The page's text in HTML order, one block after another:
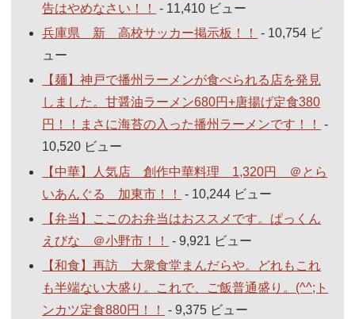
告はやめなさい！！
- 11,410 ビュー
兵庫県 新 高校サッカー掲示板！！
- 10,754 ビ
ュー
【麺】神戸で播州ラーメンが食べられる店を発見
しました。甘醤油ラーメン680円+唐揚げ定食380
円！！まさに海苔の入った播州ラーメンです！！
-
10,520 ビュー
【中華】人気店 創作中華料理 1,320円 ＠とら
いあんぐる 加東市！！
- 10,244 ビュー
【弁当】ここのお弁当はおススメです。ぱっくん
えびな ＠小野市！！
- 9,921 ビュー
【和食】再訪 大衆食堂まんだらや。どれもこれ
も半端ない大盛り。これで、ご飯普通盛り。(^^;ト
ンカツ定食880円！！
- 9,375 ビュー